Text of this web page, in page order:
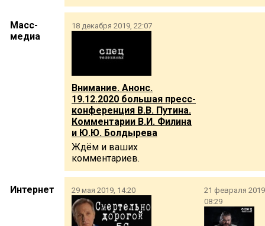
Масс-
медиа
18 декабря 2019, 22:07
Внимание. Анонс.
19.12.2020 большая пресс-
конференция В.В. Путина.
Комментарии В.И. Филина
и Ю.Ю. Болдырева
Ждём и ваших
комментариев.
Интернет 29 мая 2019, 14:20
21 февраля
08:29